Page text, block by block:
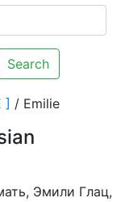
Search
] / Emilie
Эмили Глац,